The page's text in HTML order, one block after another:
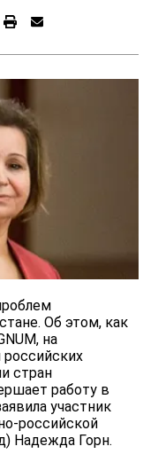
Об этом, как
на
стран
работу в
участник
российской
Надежда Горн.